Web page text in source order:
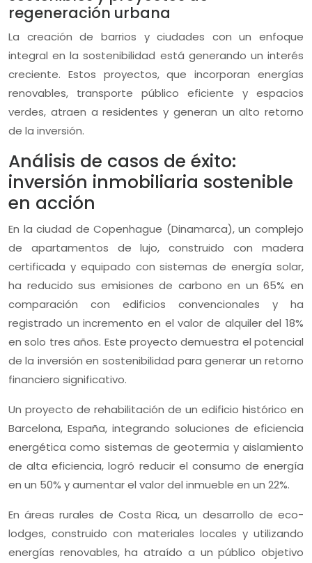
regeneración urbana
La creación de barrios y ciudades con un enfoque
integral en la sostenibilidad está generando un interés
creciente. Estos proyectos, que incorporan energías
renovables, transporte público eficiente y espacios
verdes, atraen a residentes y generan un alto retorno
de la inversión.
Análisis de casos de éxito:
inversión inmobiliaria sostenible
en acción
En la ciudad de Copenhague (Dinamarca), un complejo
de apartamentos de lujo, construido con madera
certificada y equipado con sistemas de energía solar,
ha reducido sus emisiones de carbono en un 65% en
comparación con edificios convencionales y ha
registrado un incremento en el valor de alquiler del 18%
en solo tres años. Este proyecto demuestra el potencial
de la inversión en sostenibilidad para generar un retorno
financiero significativo.
Un proyecto de rehabilitación de un edificio histórico en
Barcelona, España, integrando soluciones de eficiencia
energética como sistemas de geotermia y aislamiento
de alta eficiencia, logró reducir el consumo de energía
en un 50% y aumentar el valor del inmueble en un 22%.
En áreas rurales de Costa Rica, un desarrollo de eco-
lodges, construido con materiales locales y utilizando
energías renovables, ha atraído a un público objetivo